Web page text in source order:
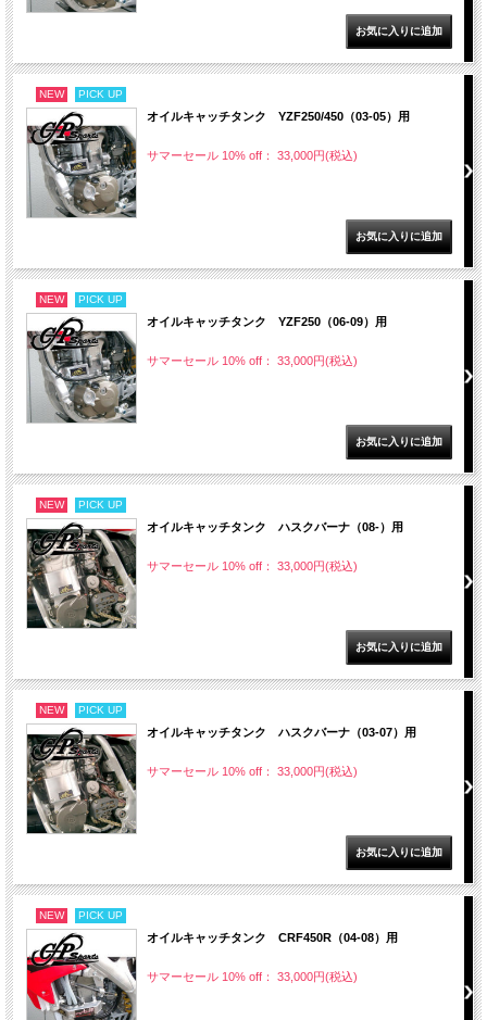
NEW PICK UP
オイルキャッチタンク YZF250/450（03-05）用
サマーセール 10% off： 33,000円(税込)
NEW PICK UP
オイルキャッチタンク YZF250（06-09）用
サマーセール 10% off： 33,000円(税込)
NEW PICK UP
オイルキャッチタンク ハスクバーナ（08-）用
サマーセール 10% off： 33,000円(税込)
NEW PICK UP
オイルキャッチタンク ハスクバーナ（03-07）用
サマーセール 10% off： 33,000円(税込)
NEW PICK UP
オイルキャッチタンク CRF450R（04-08）用
サマーセール 10% off： 33,000円(税込)